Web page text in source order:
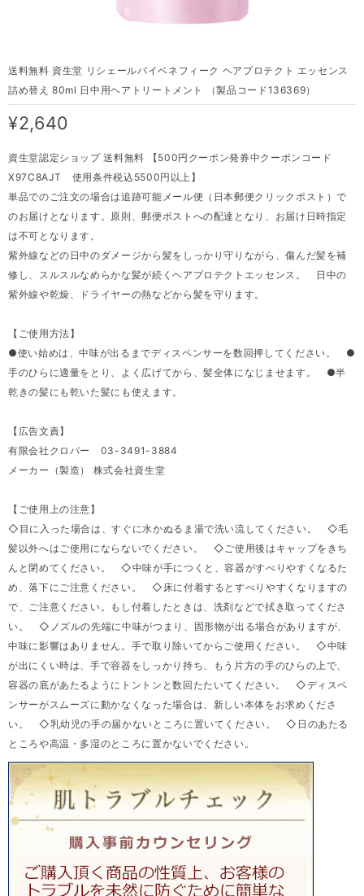
送料無料 資生堂 リシェールバイベネフィーク ヘアプロテクト エッセンス
詰め替え 80ml 日中用ヘアトリートメント （製品コード136369）
¥2,640
資生堂認定ショップ 送料無料 【500円クーポン発券中クーポンコード
X97C8AJT 使用条件税込5500円以上】
単品でのご注文の場合は追跡可能メール便（日本郵便クリックポスト）で
のお届けとなります。原則、郵便ポストへの配達となり、お届け日時指定
は不可となります。
紫外線などの日中のダメージから髪をしっかり守りながら、傷んだ髪を補
修し、スルスルなめらかな髪が続くヘアプロテクトエッセンス。 日中の
紫外線や乾燥、ドライヤーの熱などから髪を守ります。
【ご使用方法】
●使い始めは、中味が出るまでディスペンサーを数回押してください。 ●
手のひらに適量をとり、よく広げてから、髪全体になじませます。 ●半
乾きの髪にも乾いた髪にも使えます。
【広告文責】
有限会社クロバー 03-3491-3884
メーカー（製造） 株式会社資生堂
【ご使用上の注意】
◇目に入った場合は、すぐに水かぬるま湯で洗い流してください。 ◇毛
髪以外へはご使用にならないでください。 ◇ご使用後はキャップをきち
んと閉めてください。 ◇中味が手につくと、容器がすべりやすくなるた
め、落下にご注意ください。 ◇床に付着するとすべりやすくなりますの
で、ご注意ください。もし付着したときは、洗剤などで拭き取ってくださ
い。 ◇ノズルの先端に中味がつまり、固形物が出る場合がありますが、
中味に影響はありません。手で取り除いてからご使用ください。 ◇中味
が出にくい時は、手で容器をしっかり持ち、もう片方の手のひらの上で、
容器の底があたるようにトントンと数回たたいてください。 ◇ディスペ
ンサーがスムーズに動かなくなった場合は、新しい本体をお求めくださ
い。 ◇乳幼児の手の届かないところに置いてください。 ◇日のあたる
ところや高温・多湿のところに置かないでください。